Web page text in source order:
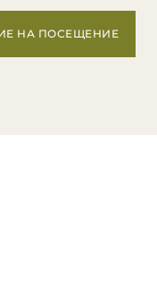
НА ПОСЕЩЕНИЕ